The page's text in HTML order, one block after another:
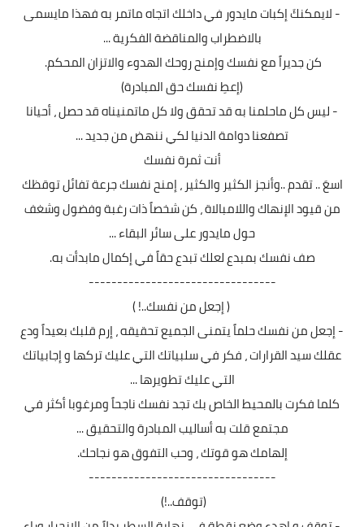
- لايمكنكَ إكبات مايدور في داخلك اتجاه ماتمر به فهذا مايسمى
بالاضطراب والمناقضة الفكرية ...
كن جديراً مع نفسك وإمنح روحك الهدوء والاتزان المحكم.
(إعطِ نفسك حق المبادرة)
- ليس كل ماحلمنا به قد تحقق ولا كل ماتمنيناه قد حصل ، أحيانا
تصفعنا دوامة الدنيا لكي ننهض من جديد ...
أنت ثمرة نفسك
اسعَ .. تقدم ..وأنجز الكثير والكثير ، إمنح نفسك جرعة تفائل توقظك
من قيود الإنهاك واللامبالاة ، كن شخصاً ذات رغبة وفضول وشغف
حول مايدور على سائر البقاء ...
صف نفسك بمبدع لعلك تبدع حقاً في إكمال مابدأت به.
---------------------------------
( إجعل من نفسك..! )
- إجعل من نفسك حلماً يتمنى الجميع تحقيقه ، إرم قلبك بعيداً ودع
عقلك سيد القرارات ، فكر في سلبياتك التي عليك تركها و إجابياتك
التي عليك تطويرها ...
كلما فكرت بالمحيط الخاص بك تجد نفسك ناجحاً ومرغوبا أكثر في
مجتمع قلت به أساليب المبادرة والتحقيق ...
إلهامك هو قوتك ، وحب التفوق هو نجاحك.
---------------------------------
(توقف..!)